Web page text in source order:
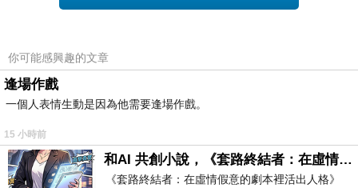
你可能感興趣的文章
逢場作戲
一個人表情生動是因為他需要逢場作戲。
15 小時前
和AI 共創小說，《套路終結者：在虛情假意的劇本裡活出人格》
《套路終結者：在虛情假意的劇本裡活出人格》